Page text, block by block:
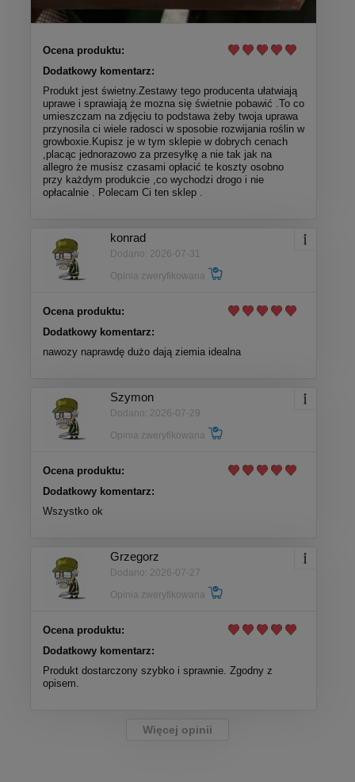
Ocena produktu:
Dodatkowy komentarz:
Produkt jest świetny.Zestawy tego producenta ułatwiają
uprawe i sprawiają że mozna się świetnie pobawić .To co
umieszczam na zdjęciu to podstawa żeby twoja uprawa
przynosila ci wiele radosci w sposobie rozwijania roślin w
growboxie.Kupisz je w tym sklepie w dobrych cenach
,placąc jednorazowo za przesyłkę a nie tak jak na
allegro że musisz czasami opłacić te koszty osobno
przy każdym produkcie ,co wychodzi drogo i nie
opłacalnie . Polecam Ci ten sklep .
konrad
Dodano: 2026-07-31
Opinia zweryfikowana
Ocena produktu:
Dodatkowy komentarz:
nawozy naprawdę dużo dają ziemia idealna
Szymon
Dodano: 2026-07-29
Opinia zweryfikowana
Ocena produktu:
Dodatkowy komentarz:
Wszystko ok
Grzegorz
Dodano: 2026-07-27
Opinia zweryfikowana
Ocena produktu:
Dodatkowy komentarz:
Produkt dostarczony szybko i sprawnie. Zgodny z
opisem.
Więcej opinii